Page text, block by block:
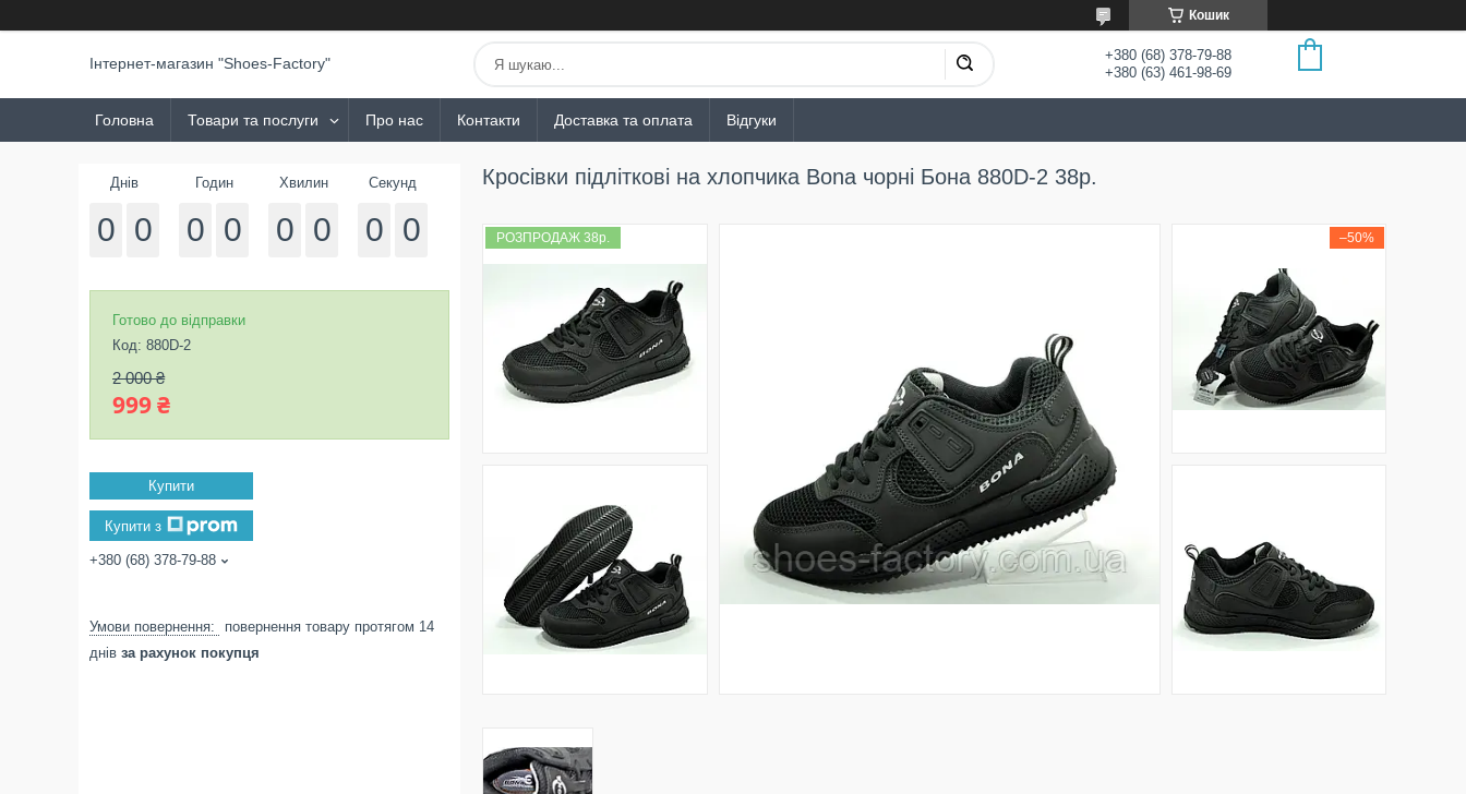
Кошик
Інтернет-магазин "Shoes-Factory"
+380 (68) 378-79-88
+380 (63) 461-98-69
Головна Товари та послуги Про нас Контакти Доставка та оплата Відгуки
Кросівки підліткові на хлопчика Bona чорні Бона 880D-2 38р.
РОЗПРОДАЖ 38р. –50%
Днів
0 0
Годин
0 0
Хвилин
0 0
Секунд
0 0
Готово до відправки
Код: 880D-2
2 000 ₴
999 ₴
Купити
Купити з
+380 (68) 378-79-88
повернення товару протягом 14
днів за рахунок покупця